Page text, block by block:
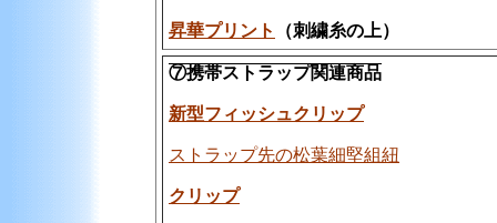
昇華プリント （刺繍糸の上）
⑦携帯ストラップ関連商品
新型フィッシュクリップ
ストラップ先の松葉細堅組紐
クリップ